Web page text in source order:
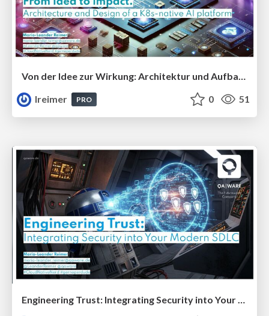
lreimer
PRO 0 51
Engineering Trust: Integrating Security into Your Modern SDLC